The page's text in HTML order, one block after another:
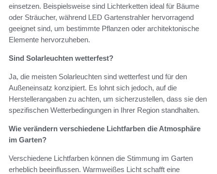
einsetzen. Beispielsweise sind Lichterketten ideal für Bäume
oder Sträucher, während LED Gartenstrahler hervorragend
geeignet sind, um bestimmte Pflanzen oder architektonische
Elemente hervorzuheben.
Sind Solarleuchten wetterfest?
Ja, die meisten Solarleuchten sind wetterfest und für den
Außeneinsatz konzipiert. Es lohnt sich jedoch, auf die
Herstellerangaben zu achten, um sicherzustellen, dass sie den
spezifischen Wetterbedingungen in Ihrer Region standhalten.
Wie verändern verschiedene Lichtfarben die Atmosphäre
im Garten?
Verschiedene Lichtfarben können die Stimmung im Garten
erheblich beeinflussen. Warmweißes Licht schafft eine